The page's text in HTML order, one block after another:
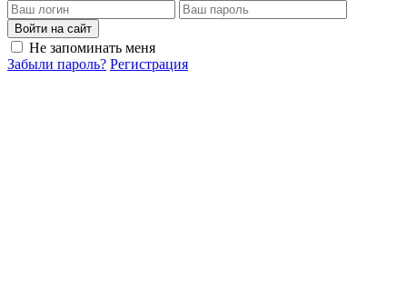
Войти на сайт
Не запоминать меня
Забыли пароль? Регистрация